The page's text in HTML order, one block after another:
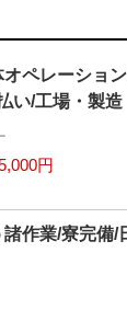
オペレーショ
い/工場・製造
円
作業/寮完備/